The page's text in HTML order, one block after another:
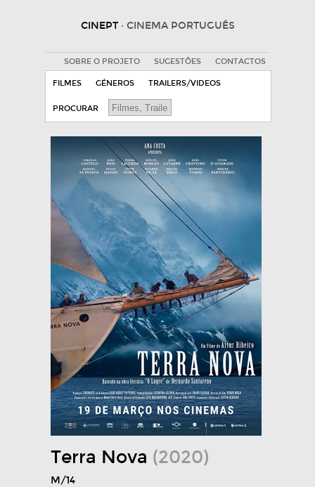
CINEPT · CINEMA PORTUGUÊS
SOBRE O PROJETO SUGESTÕES CONTACTOS
FILMES GÉNEROS TRAILERS/VIDEOS
PROCURAR
Terra Nova (2020)
M/14